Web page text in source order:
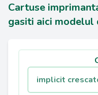
Cartuse
gasiti aici modelul